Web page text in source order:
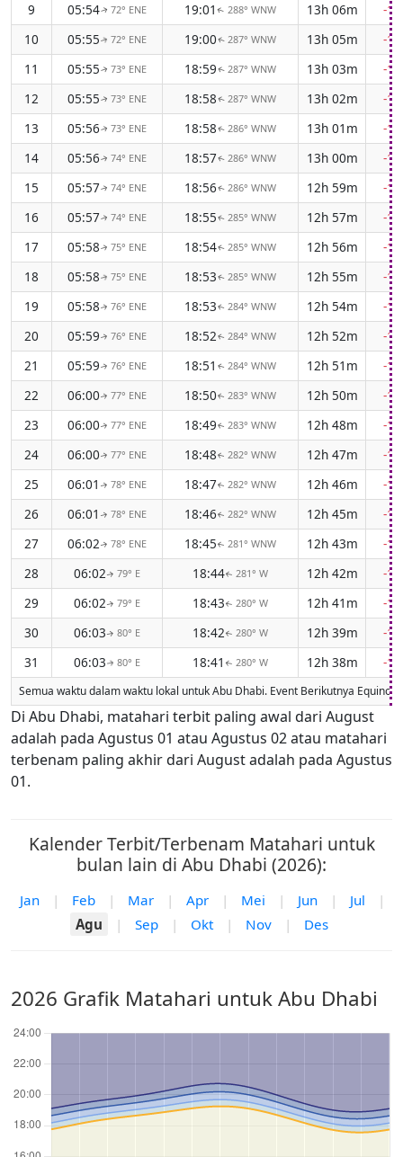
9
05:54↑72° ENE 19:01 ↑ 288° WNW 13h 06m
-
10
05:55↑72° ENE 19:00↑ 287° WNW 13h 05m
-
11
05:55↑73° ENE 18:59↑ 287° WNW 13h 03m
-
12
05:55↑73° ENE 18:58↑ 287° WNW 13h 02m
-
13
05:56↑73° ENE 18:58↑ 286° WNW 13h 01m
-
14
05:56↑ 74° ENE 18:57↑ 286° WNW 13h 00m
-
15
05:57↑ 74° ENE 18:56↑ 286° WNW 12h 59m
-
16
05:57↑ 74° ENE 18:55↑ 285° WNW 12h 57m
-
17
05:58↑ 75° ENE 18:54↑ 285° WNW 12h 56m
-
18
05:58↑ 75° ENE 18:53↑ 285° WNW 12h 55m
-
19
05:58↑ 76° ENE 18:53↑ 284° WNW 12h 54m
-
20
05:59↑ 76° ENE 18:52↑ 284° WNW 12h 52m
-
21
05:59↑ 76° ENE 18:51 ↑ 284° WNW 12h 51m
-
22
06:00↑ 77° ENE 18:50↑ 283° WNW 12h 50m
-
23
06:00↑ 77° ENE 18:49↑ 283° WNW 12h 48m
-
24
06:00↑ 77° ENE 18:48↑ 282° WNW 12h 47m
-
25
06:01 ↑ 78° ENE 18:47↑ 282° WNW 12h 46m
-
26
06:01 ↑ 78° ENE 18:46↑ 282° WNW 12h 45m
-
27
06:02↑ 78° ENE 18:45↑ 281° WNW 12h 43m
-
28
06:02↑ 79° E 18:44↑ 281° W 12h 42m
-
29
06:02↑ 79° E 18:43↑ 280° W 12h 41m
-
30
06:03↑ 80° E 18:42↑ 280° W 12h 39m
-
31
06:03↑ 80° E 18:41 ↑ 280° W 12h 38m -
Semua waktu dalam waktu lokal untuk Abu Dhabi. Event Berikutnya Equinox
Di Abu Dhabi, matahari terbit paling awal dari August
adalah pada Agustus 01 atau Agustus 02 atau matahari
terbenam paling akhir dari August adalah pada Agustus
01.
Kalender Terbit/Terbenam Matahari untuk
bulan lain di Abu Dhabi (2026):
Jan | Feb | Mar | Apr | Mei | Jun | Jul
|
Agu
| Sep | Okt | Nov | Des
2026 Grafik Matahari untuk Abu Dhabi